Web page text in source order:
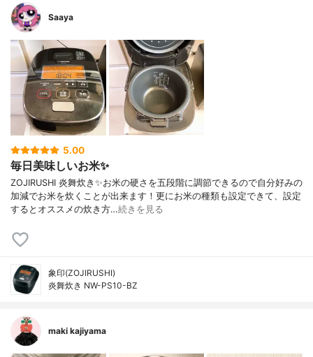
Saaya
5.00
毎日美味しいお米✨
ZOJIRUSHI 炎舞炊き✨お米の硬さを五段階に調節できるので自分好みの
加減でお米を炊くことが出来ます！更にお米の種類も設定できて、設定
するとオススメの炊き方…続きを見る
象印(ZOJIRUSHI)
炎舞炊き NW-PS10-BZ
maki kajiyama